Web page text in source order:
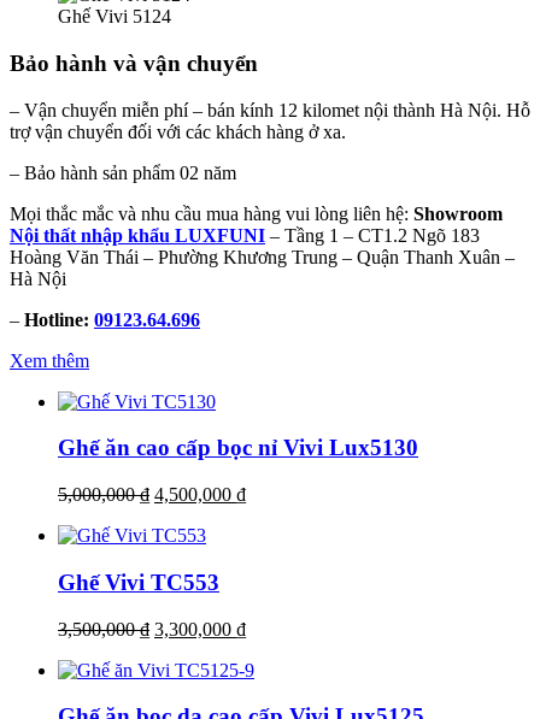
Ghế Vivi 5124
Bảo hành và vận chuyển
– Vận chuyển miễn phí – bán kính 12 kilomet nội thành Hà Nội. Hỗ
trợ vận chuyển đối với các khách hàng ở xa.
– Bảo hành sản phẩm 02 năm
Mọi thắc mắc và nhu cầu mua hàng vui lòng liên hệ: Showroom
Nội thất nhập khẩu LUXFUNI – Tầng 1 – CT1.2 Ngõ 183
Hoàng Văn Thái – Phường Khương Trung – Quận Thanh Xuân –
Hà Nội
– Hotline: 09123.64.696
Xem thêm
Ghế ăn cao cấp bọc nỉ Vivi Lux5130
5,000,000₫ 4,500,000 ₫
Ghế Vivi TC553
3,500,000₫ 3,300,000 ₫